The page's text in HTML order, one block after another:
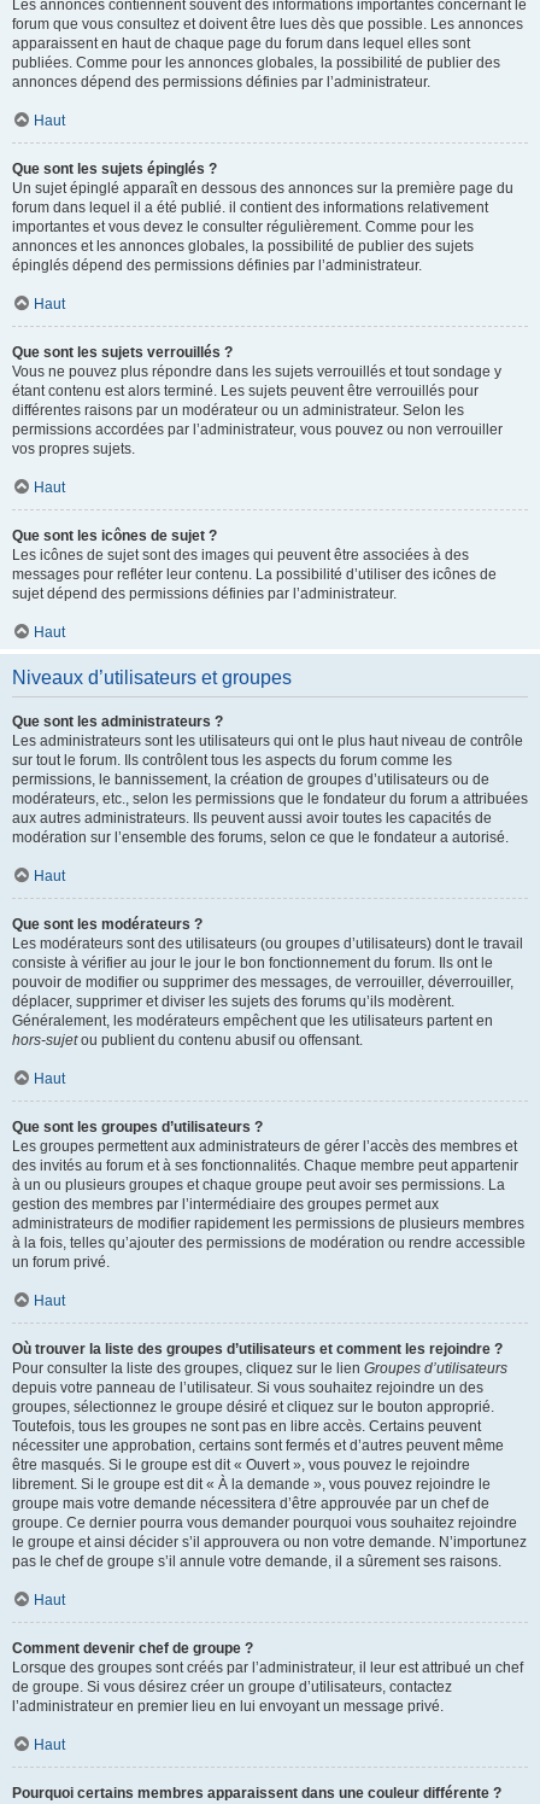
Les annonces contiennent souvent des informations importantes concernant le
forum que vous consultez et doivent être lues dès que possible. Les annonces
apparaissent en haut de chaque page du forum dans lequel elles sont
publiées. Comme pour les annonces globales, la possibilité de publier des
annonces dépend des permissions définies par l’administrateur.
Haut
Que sont les sujets épinglés ?
Un sujet épinglé apparaît en dessous des annonces sur la première page du
forum dans lequel il a été publié. il contient des informations relativement
importantes et vous devez le consulter régulièrement. Comme pour les
annonces et les annonces globales, la possibilité de publier des sujets
épinglés dépend des permissions définies par l’administrateur.
Haut
Que sont les sujets verrouillés ?
Vous ne pouvez plus répondre dans les sujets verrouillés et tout sondage y
étant contenu est alors terminé. Les sujets peuvent être verrouillés pour
différentes raisons par un modérateur ou un administrateur. Selon les
permissions accordées par l’administrateur, vous pouvez ou non verrouiller
vos propres sujets.
Haut
Que sont les icônes de sujet ?
Les icônes de sujet sont des images qui peuvent être associées à des
messages pour refléter leur contenu. La possibilité d’utiliser des icônes de
sujet dépend des permissions définies par l’administrateur.
Haut
Niveaux d’utilisateurs et groupes
Que sont les administrateurs ?
Les administrateurs sont les utilisateurs qui ont le plus haut niveau de contrôle
sur tout le forum. Ils contrôlent tous les aspects du forum comme les
permissions, le bannissement, la création de groupes d’utilisateurs ou de
modérateurs, etc., selon les permissions que le fondateur du forum a attribuées
aux autres administrateurs. Ils peuvent aussi avoir toutes les capacités de
modération sur l’ensemble des forums, selon ce que le fondateur a autorisé.
Haut
Que sont les modérateurs ?
Les modérateurs sont des utilisateurs (ou groupes d’utilisateurs) dont le travail
consiste à vérifier au jour le jour le bon fonctionnement du forum. Ils ont le
pouvoir de modifier ou supprimer des messages, de verrouiller, déverrouiller,
déplacer, supprimer et diviser les sujets des forums qu’ils modèrent.
Généralement, les modérateurs empêchent que les utilisateurs partent en
hors-sujetou publient du contenu abusif ou offensant.
Haut
Que sont les groupes d’utilisateurs ?
Les groupes permettent aux administrateurs de gérer l’accès des membres et
des invités au forum et à ses fonctionnalités. Chaque membre peut appartenir
à un ou plusieurs groupes et chaque groupe peut avoir ses permissions. La
gestion des membres par l’intermédiaire des groupes permet aux
administrateurs de modifier rapidement les permissions de plusieurs membres
à la fois, telles qu’ajouter des permissions de modération ou rendre accessible
un forum privé.
Haut
Où trouver la liste des groupes d’utilisateurs et comment les rejoindre ?
Pour consulter la liste des groupes, cliquez sur le lien Groupes d’utilisateurs
depuis votre panneau de l’utilisateur. Si vous souhaitez rejoindre un des
groupes, sélectionnez le groupe désiré et cliquez sur le bouton approprié.
Toutefois, tous les groupes ne sont pas en libre accès. Certains peuvent
nécessiter une approbation, certains sont fermés et d’autres peuvent même
être masqués. Si le groupe est dit « Ouvert », vous pouvez le rejoindre
librement. Si le groupe est dit « À la demande », vous pouvez rejoindre le
groupe mais votre demande nécessitera d’être approuvée par un chef de
groupe. Ce dernier pourra vous demander pourquoi vous souhaitez rejoindre
le groupe et ainsi décider s’il approuvera ou non votre demande. N’importunez
pas le chef de groupe s’il annule votre demande, il a sûrement ses raisons.
Haut
Comment devenir chef de groupe ?
Lorsque des groupes sont créés par l’administrateur, il leur est attribué un chef
de groupe. Si vous désirez créer un groupe d’utilisateurs, contactez
l’administrateur en premier lieu en lui envoyant un message privé.
Haut
Pourquoi certains membres apparaissent dans une couleur différente ?